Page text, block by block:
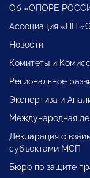
Об «ОПОРЕ
Ассоциация «НП
Новости
Комитеты и
Региональное
Экспертиза и
Международная
Декларация о
субъектами МСП
Бюро по защите